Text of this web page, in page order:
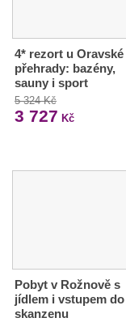
4* rezort u Oravské
přehrady: bazény,
sauny i sport
5 324 Kč
3 727 Kč
Pobyt v Rožnově s
jídlem i vstupem do
skanzenu